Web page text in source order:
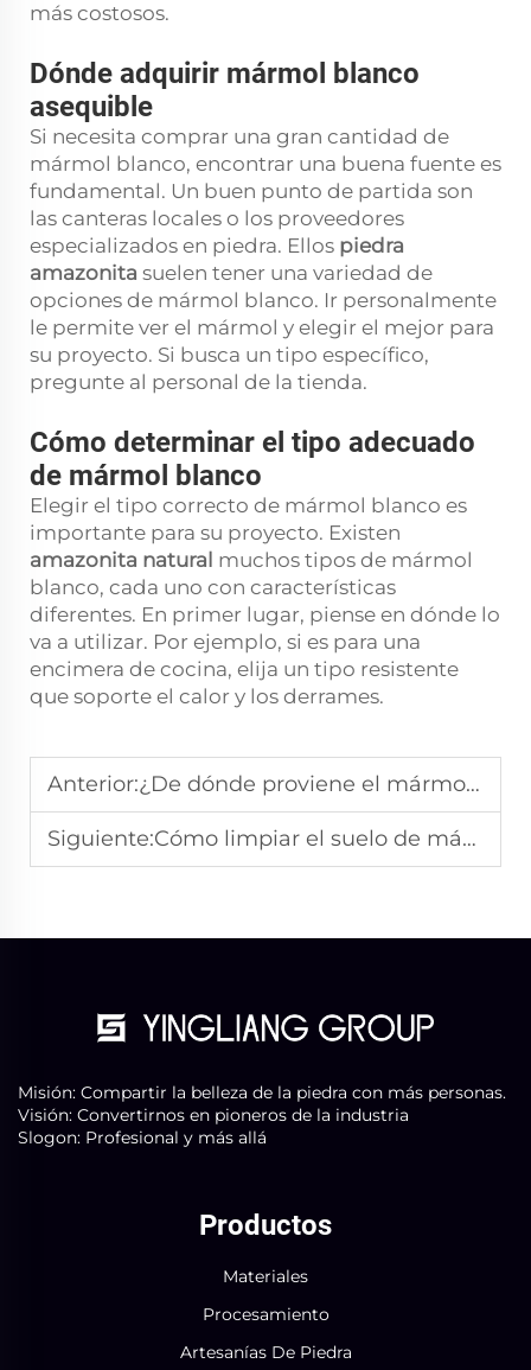
más costosos.
Dónde adquirir mármol blanco
asequible
Si necesita comprar una gran cantidad de
mármol blanco, encontrar una buena fuente es
fundamental. Un buen punto de partida son
las canteras locales o los proveedores
especializados en piedra. Ellos piedra
amazonita suelen tener una variedad de
opciones de mármol blanco. Ir personalmente
le permite ver el mármol y elegir el mejor para
su proyecto. Si busca un tipo específico,
pregunte al personal de la tienda.
Cómo determinar el tipo adecuado
de mármol blanco
Elegir el tipo correcto de mármol blanco es
importante para su proyecto. Existen
amazonita natural muchos tipos de mármol
blanco, cada uno con características
diferentes. En primer lugar, piense en dónde lo
va a utilizar. Por ejemplo, si es para una
encimera de cocina, elija un tipo resistente
que soporte el calor y los derrames.
Anterior:¿De dónde proviene el mármol blanco?
Siguiente:Cómo limpiar el suelo de mármol blanco
Misión: Compartir la belleza de la piedra con más personas.
Visión: Convertirnos en pioneros de la industria
Slogon: Profesional y más allá
Productos
Materiales
Procesamiento
Artesanías De Piedra